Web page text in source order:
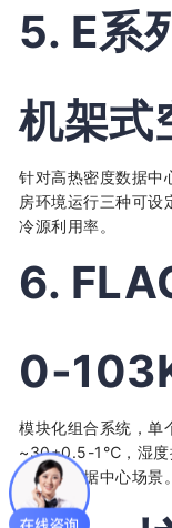
5. E系
机架式
针对高热密度数据中
房环境运行三种可设
冷源利用率。
6.
0-
模块化组合系统，单
~30±0.5-1℃，湿度
扩容的数据中心场景。